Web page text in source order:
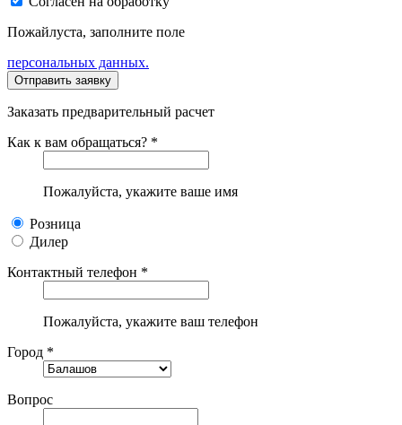
Пожайлуста, заполните поле
персональных данных.
Заказать предварительный расчет
Как к вам обращаться? *
Пожалуйста, укажите ваше имя
Розница
Дилер
Контактный телефон *
Пожалуйста, укажите ваш телефон
Город *
Вопрос